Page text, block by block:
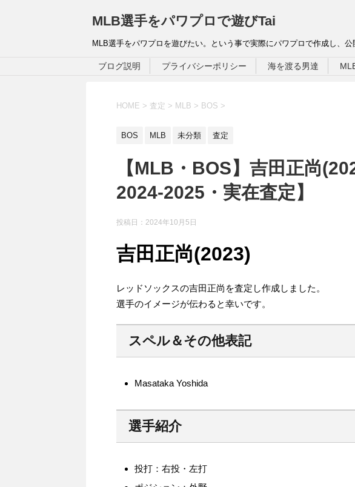
MLB選手をパワプロで遊びTai
MLB選手をパワプロを遊びたい。という事で実際にパワプロで作成し、
ブログ説明 プライバシーポリシー 海を渡る男達
HOME > 査定 > MLB > BOS >
BOS MLB 未分類 査定
【MLB・BOS】吉田正尚
2024-2025・実在査定】
投稿日： 2024年10月5日
吉田正尚(2023)
レッドソックスの吉田正尚を査定し作成しました。
選手のイメージが伝わると幸いです。
スペル＆その他表記
Masataka Yoshida
選手紹介
投打：右投・左打